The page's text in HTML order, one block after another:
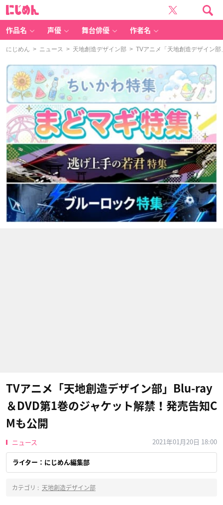
作品名 声優 舞台俳優 作者名
にじめん > ニュース > 天地創造デザイン部 > TVアニメ「天地創造デザイン
TVアニメ「天地創造デザイン部」Blu-ray
＆DVD第1巻のジャケット解禁！発売告知C
Mも公開
ニュース 2021年01月20日 18:00
ライター：にじめん編集部
カテゴリ : 天地創造デザイン部